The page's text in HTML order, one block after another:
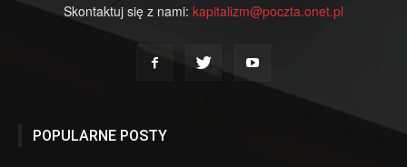
Skontaktuj się z nami: kapitalizm@poczta.onet.pl
POPULARNE POSTY